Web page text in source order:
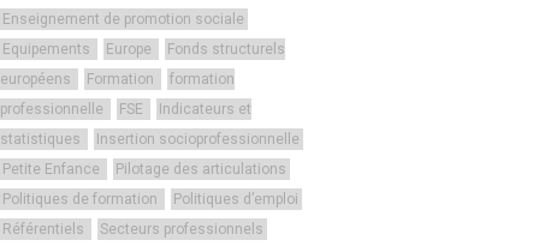
Enseignement de promotion sociale
Equipements
Europe
Fonds structurels
européens
Formation
formation
professionnelle
FSE
Indicateurs et
statistiques
Insertion socioprofessionnelle
Petite Enfance
Pilotage des articulations
Politiques de formation
Politiques d’emploi
Référentiels
Secteurs professionnels